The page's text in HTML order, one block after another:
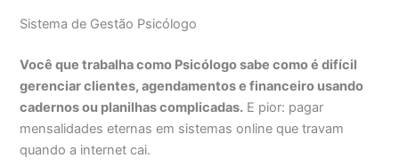
Sistema de Gestão Psicólogo
Você que trabalha como Psicólogo sabe como é difícil
gerenciar clientes, agendamentos e financeiro usando
cadernos ou planilhas complicadas. E pior: pagar
mensalidades eternas em sistemas online que travam
quando a internet cai.